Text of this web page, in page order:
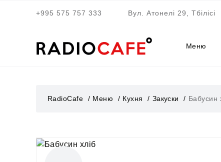
+995 575 757 333 Вул. Атонелі 29, Тбілісі
Меню
RadioCafe Меню Кухня Закуски Бабусин